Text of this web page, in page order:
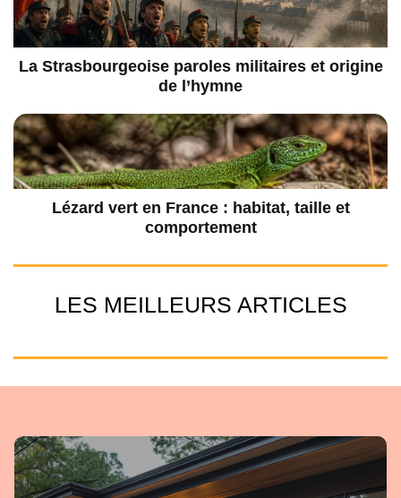
La Strasbourgeoise paroles militaires et origine
de l’hymne
Lézard vert en France : habitat, taille et
comportement
LES MEILLEURS ARTICLES